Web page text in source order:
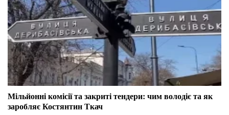
Мільйонні комісії та закриті тендери: чим володіє та як
заробляє Костянтин Ткач